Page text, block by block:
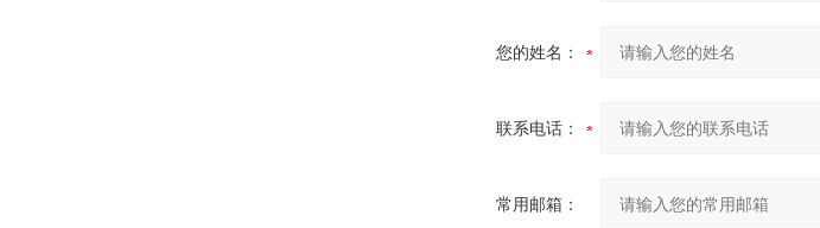
您的姓名：
联系电话：
常用邮箱：